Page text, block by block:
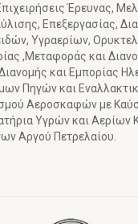
Έρευνας,
Επεξεργασίας,
Υγραερίων,
,Μεταφοράς και
και Εμπορίας
Πηγών και
Αεροσκαφών με
Υγρών και Αερίων
Αργού Πετρελαίου.